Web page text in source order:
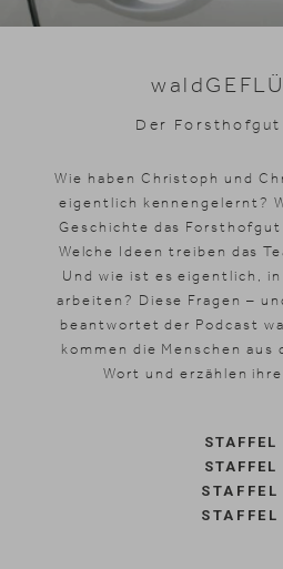
Skifahren
Der
Wie haben Christoph und
eigentlich kennengelernt?
Geschichte das
Welche Ideen treiben das
Und wie ist es eigentlich,
arbeiten? Diese Fragen –
beantwortet der Podcast
kommen die Menschen aus
Wort und erzählen
STAFFEL
STAFFEL
STAFFEL
STAFFEL